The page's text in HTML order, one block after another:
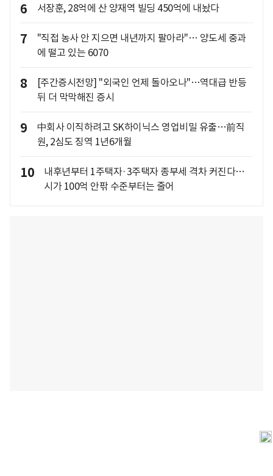
6 서장훈, 28억에 산 양재역 빌딩 450억에 내놨다
7
"직접 농사 안 지으면 내년까지 팔아라"… 양도세 중과
에 떨고 있는 6070
8
[주간증시전망] "외국인 언제 돌아오나"…역대급 반등
뒤 더 막막해진 증시
9
中회사 이직하려고 SK하이닉스 영업비밀 유출…前직
원, 2심도 징역 1년6개월
10
내후년부터 1주택자·3주택자 종부세 격차 커진다…
시가 100억 안팎 수준부터는 줄어